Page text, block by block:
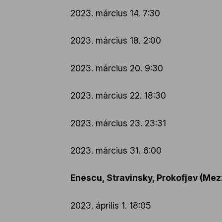
2023. március 14. 7:30
2023. március 18. 2:00
2023. március 20. 9:30
2023. március 22. 18:30
2023. március 23. 23:31
2023. március 31. 6:00
Enescu, Stravinsky, Prokofjev
2023. április 1. 18:05